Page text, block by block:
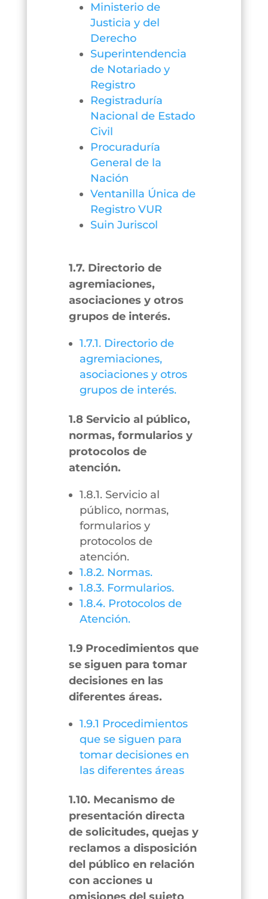
Ministerio de
Justicia y del
Derecho
Superintendencia
de Notariado y
Registro
Registraduría
Nacional de Estado
Civil
Procuraduría
General de la
Nación
Ventanilla Única de
Registro VUR
Suin Juriscol
1.7. Directorio de
agremiaciones,
asociaciones y otros
grupos de interés.
1.7.1. Directorio de
agremiaciones,
asociaciones y otros
grupos de interés.
1.8 Servicio al público,
normas, formularios y
protocolos de
atención.
1.8.1. Servicio al
público, normas,
formularios y
protocolos de
atención.
1.8.2. Normas.
1.8.3. Formularios.
1.8.4. Protocolos de
Atención.
1.9 Procedimientos que
se siguen para tomar
decisiones en las
diferentes áreas.
1.9.1 Procedimientos
que se siguen para
tomar decisiones en
las diferentes áreas
1.10. Mecanismo de
presentación directa
de solicitudes, quejas y
reclamos a disposición
del público en relación
con acciones u